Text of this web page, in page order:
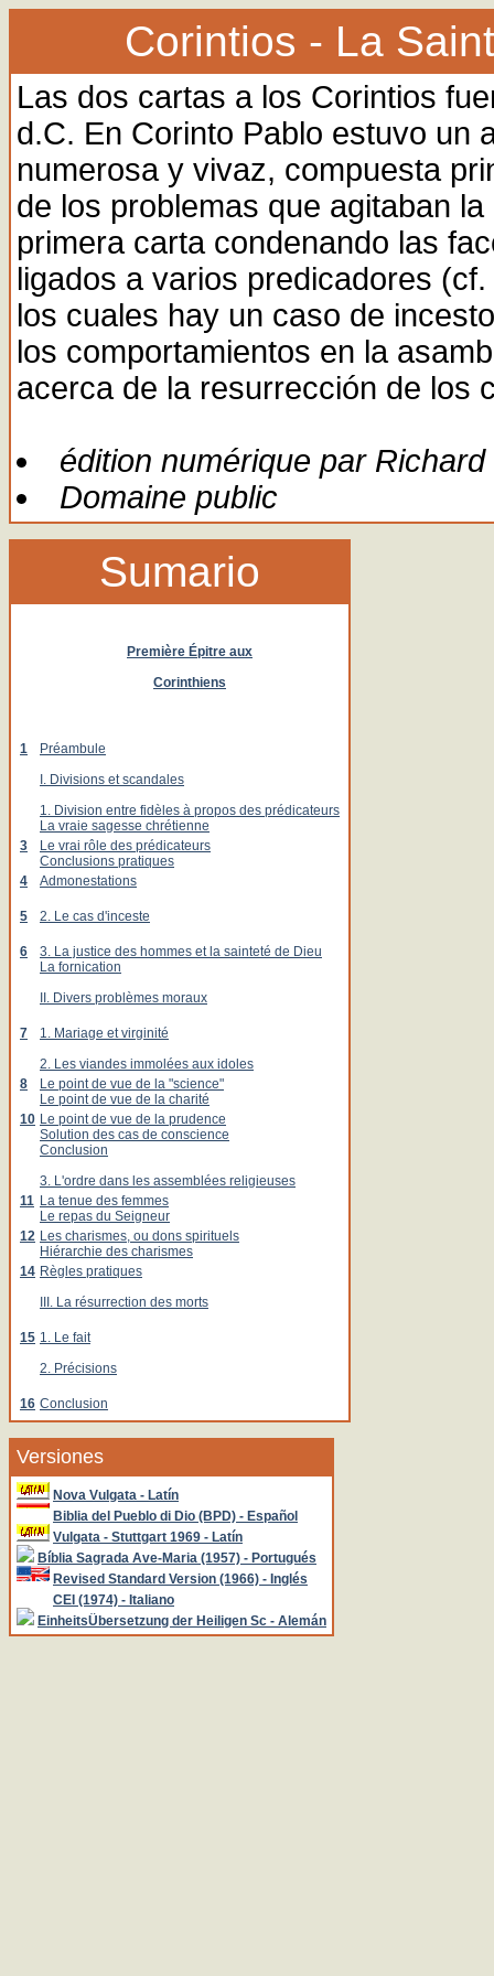
Corintios - La
Las dos cartas a los Corintios
d.C. En Corinto Pablo estuvo un
numerosa y vivaz, compuesta
de los problemas que agitaban
primera carta condenando las
ligados a varios predicadores
los cuales hay un caso de
los comportamientos en la
acerca de la resurrección de los
édition numérique par
Domaine public
Sumario
Première Épitre aux
Corinthiens
1
Préambule
I. Divisions et scandales
1. Division entre fidèles à propos des prédicateurs
La vraie sagesse chrétienne
3
Le vrai rôle des prédicateurs
Conclusions pratiques
4
Admonestations
5 2. Le cas d'inceste
6
3. La justice des hommes et la sainteté de Dieu
La fornication
II. Divers problèmes moraux
7
1. Mariage et virginité
2. Les viandes immolées aux idoles
8
Le point de vue de la "science"
Le point de vue de la charité
10 Le point de vue de la prudence
Solution des cas de conscience
Conclusion
3. L'ordre dans les assemblées religieuses
11 La tenue des femmes
Le repas du Seigneur
12 Les charismes, ou dons spirituels
Hiérarchie des charismes
14 Règles pratiques
III. La résurrection des morts
15 1. Le fait
2. Précisions
16 Conclusion
Versiones
Nova Vulgata - Latín
Biblia del Pueblo di Dio (BPD) - Español
Vulgata - Stuttgart 1969 - Latín
Bíblia Sagrada Ave-Maria (1957) - Portugués
Revised Standard Version (1966) - Inglés
CEI (1974) - Italiano
EinheitsÜbersetzung der Heiligen Sc - Alemán